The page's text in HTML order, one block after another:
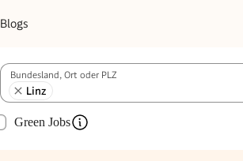
Blogs
Bundesland, Ort oder PLZ
Linz
Green Jobs